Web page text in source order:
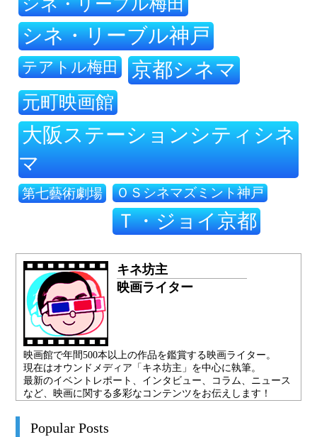
シネ・リーブル神戸
テアトル梅田 京都シネマ
元町映画館
大阪ステーションシティシネ
マ
第七藝術劇場 ＯＳシネマズミント神戸
Ｔ・ジョイ京都
キネ坊主
映画ライター
映画館で年間500本以上の作品を鑑賞する映画ライター。
現在はオウンドメディア「キネ坊主」を中心に執筆。
最新のイベントレポート、インタビュー、コラム、ニュース
など、映画に関する多彩なコンテンツをお伝えします！
Popular Posts